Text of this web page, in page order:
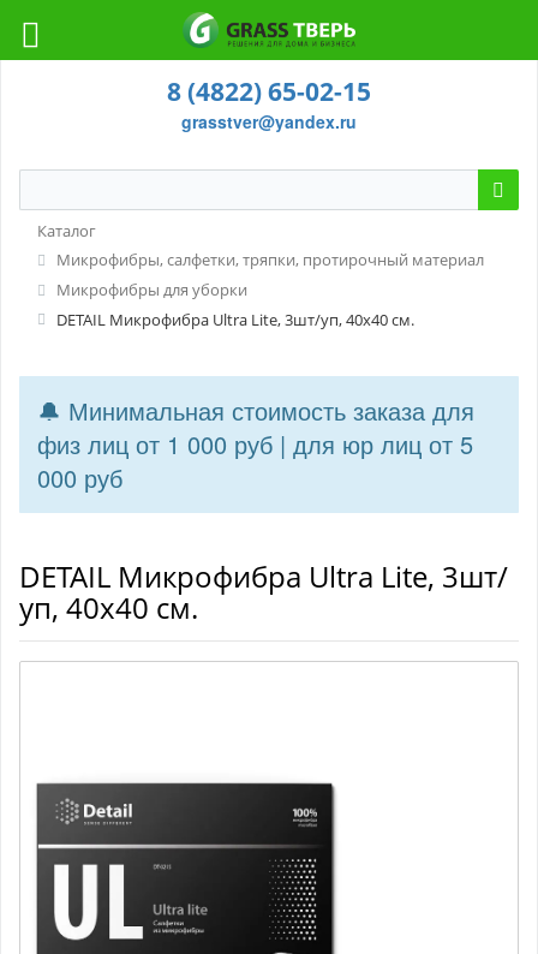
8 (4822) 65-02-15
grasstver@yandex.ru
Каталог
Микрофибры, салфетки, тряпки, протирочный материал
Микрофибры для уборки
DETAIL Микрофибра Ultra Lite, 3шт/уп, 40х40 см.
🔔 Минимальная стоимость заказа для
физ лиц от 1 000 руб | для юр лиц от 5
000 руб
DETAIL Микрофибра Ultra Lite, 3шт/
уп, 40х40 см.